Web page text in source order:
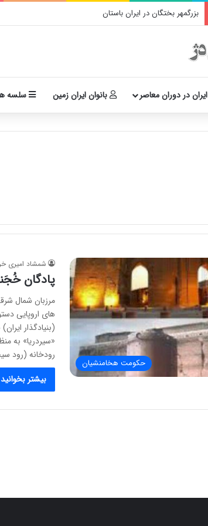
بزرگمهر بختگان در ایران باستان
ایران در دوران معاصر بانوان ایران زمین سلسه
حکومت هخامنشیان
شمشاد امیری
پادگان
(بنیادگذار
«سیردریا» به
رودخانه (رود
بیشتر